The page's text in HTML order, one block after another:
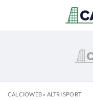
CALCIOWEB» ALTRI SPORT